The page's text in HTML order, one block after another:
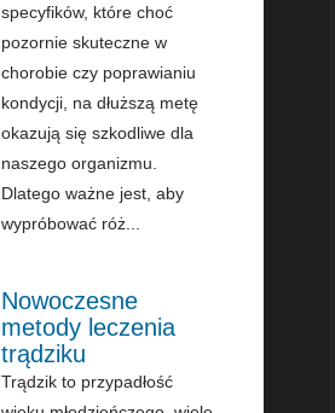
specyfików, które choć
pozornie skuteczne w
chorobie czy poprawianiu
kondycji, na dłuższą metę
okazują się szkodliwe dla
naszego organizmu.
Dlatego ważne jest, aby
wypróbować róż...
Nowoczesne
metody leczenia
trądziku
Trądzik to przypadłość